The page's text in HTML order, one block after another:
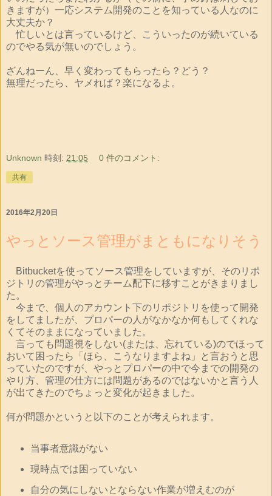
きますが）一応システム開発のことを知っている人なのに
大丈夫か？
忙しいとは言っているけど、こういったのが続いている
のでやる気が無いのでしょう。
ざんねーん、早く変わってもらったら？どう？
無理だったら、ヤメれば？楽になるよ。
Unknown 時刻: 21:05 0 件のコメント:
共有
2016年2月20日
やっとソース管理がまともになりそう
Bitbucketを使ってソース管理をしていますが、そのリポ
ジトリの管理がやっとチーム配下に移すことがきまりまし
た。
今まで、個人のアカウント下のリポジトリを使って開発
をしてましたが、プロパーの人がなかなか何もしてくれな
くてそのままになっていました。
言っても問題視をしない(または、忘れている)のでほって
おいて困ったら「ほら、こうなりますよね」と言おうと思
っていたのですが、やっとプロパーの中で今までの開発の
やり方、管理の仕方には問題があるのではないかと言う人
が出てきたのでちょっと変化が起きました。
何が問題かというと以下のことが考えられます。
当事者意識がない
現時点では困っていない
自分の気にしないとならない作業が増えむのが